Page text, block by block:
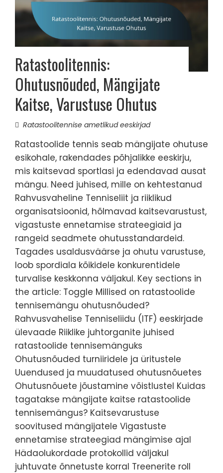
Ratastoolitennis:
Ohutusnõuded, Mängijate
Kaitse, Varustuse Ohutus
Ratastoolitennise ametlikud eeskirjad
Ratastoolide tennis seab mängijate ohutuse
esikohale, rakendades põhjalikke eeskirju,
mis kaitsevad sportlasi ja edendavad ausat
mängu. Need juhised, mille on kehtestanud
Rahvusvaheline Tenniseliit ja riiklikud
organisatsioonid, hõlmavad kaitsevarustust,
vigastuste ennetamise strateegiaid ja
rangeid seadmete ohutusstandardeid.
Tagades usaldusväärse ja ohutu varustuse,
loob spordiala kõikidele konkurentidele
turvalise keskkonna väljakul. Key sections in
the article: Toggle Millised on ratastoolide
tennisemängu ohutusnõuded?
Rahvusvahelise Tenniseliidu (ITF) eeskirjade
ülevaade Riiklike juhtorganite juhised
ratastoolide tennisemänguks
Ohutusnõuded turniiridele ja üritustele
Uuendused ja muudatused ohutusnõuetes
Ohutusnõuete jõustamine võistlustel Kuidas
tagatakse mängijate kaitse ratastoolide
tennisemängus? Kaitsevarustuse
soovitused mängijatele Vigastuste
ennetamise strateegiad mängimise ajal
Hädaolukordade protokollid väljakul
juhtuvate õnnetuste korral Treenerite roll